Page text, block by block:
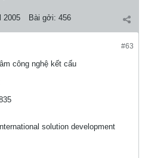
2005 Bài gởi: 456
#63
công nghệ kết cấu
solution development